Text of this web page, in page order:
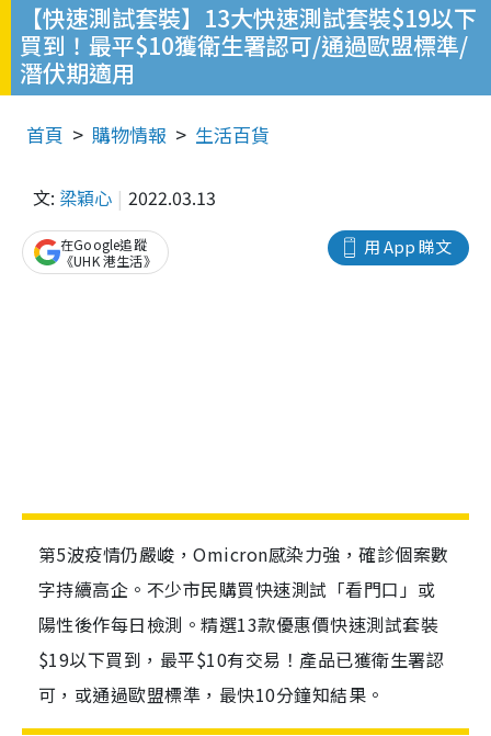
【快速測試套裝】13大快速測試套裝$19以下
買到！最平$10獲衛生署認可/通過歐盟標準/
潛伏期適用
首頁 購物情報 生活百貨
文: 梁穎心 2022.03.13
用 App 睇文
在Google追蹤
《UHK 港生活》
第5波疫情仍嚴峻，Omicron感染力強，確診個案數
字持續高企。不少市民購買快速測試「看門口」或
陽性後作每日檢測。精選13款優惠價快速測試套裝
$19以下買到，最平$10有交易！產品已獲衛生署認
可，或通過歐盟標準，最快10分鐘知結果。